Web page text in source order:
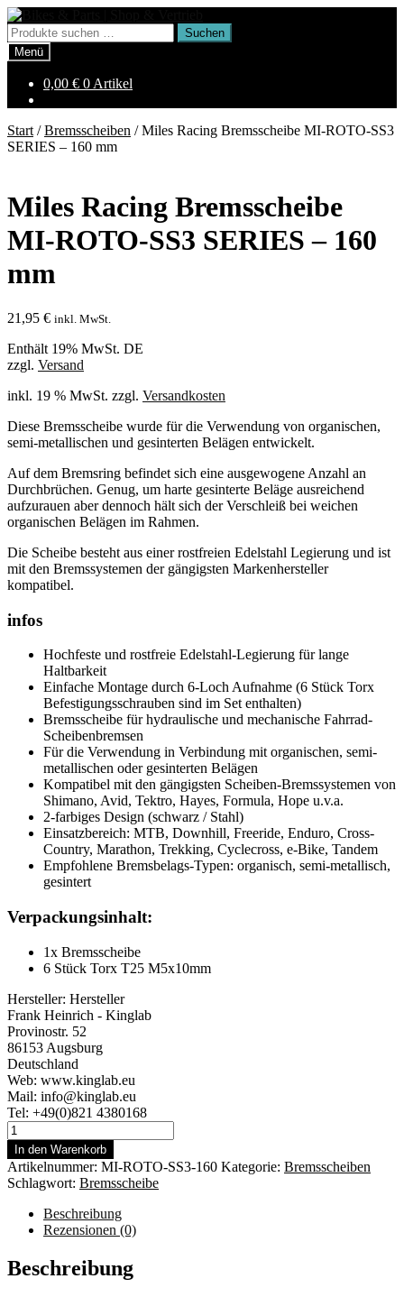
Zur
Navigation
springen
Zum
Inhalt
springen
Suchen
nach:
Suchen
Menü
0,00 € 0 Artikel
Start /Bremsscheiben /Miles Racing Bremsscheibe MI-ROTO-SS3
SERIES – 160 mm
Miles Racing Bremsscheibe
MI-ROTO-SS3 SERIES – 160
mm
21,95 € inkl. MwSt.
Enthält 19% MwSt. DE
zzgl. Versand
inkl. 19 % MwSt. zzgl. Versandkosten
Diese Bremsscheibe wurde für die Verwendung von organischen,
semi-metallischen und gesinterten Belägen entwickelt.
Auf dem Bremsring befindet sich eine ausgewogene Anzahl an
Durchbrüchen. Genug, um harte gesinterte Beläge ausreichend
aufzurauen aber dennoch hält sich der Verschleiß bei weichen
organischen Belägen im Rahmen.
Die Scheibe besteht aus einer rostfreien Edelstahl Legierung und ist
mit den Bremssystemen der gängigsten Markenhersteller
kompatibel.
infos
Hochfeste und rostfreie Edelstahl-Legierung für lange
Haltbarkeit
Einfache Montage durch 6-Loch Aufnahme (6 Stück Torx
Befestigungsschrauben sind im Set enthalten)
Bremsscheibe für hydraulische und mechanische Fahrrad-
Scheibenbremsen
Für die Verwendung in Verbindung mit organischen, semi-
metallischen oder gesinterten Belägen
Kompatibel mit den gängigsten Scheiben-Bremssystemen von
Shimano, Avid, Tektro, Hayes, Formula, Hope u.v.a.
2-farbiges Design (schwarz / Stahl)
Einsatzbereich: MTB, Downhill, Freeride, Enduro, Cross-
Country, Marathon, Trekking, Cyclecross, e-Bike, Tandem
Empfohlene Bremsbelags-Typen: organisch, semi-metallisch,
gesintert
Verpackungsinhalt:
1x Bremsscheibe
6 Stück Torx T25 M5x10mm
Hersteller: Hersteller
Frank Heinrich - Kinglab
Provinostr. 52
86153 Augsburg
Deutschland
Web: www.kinglab.eu
Mail: info@kinglab.eu
Tel: +49(0)821 4380168
Miles
Racing
Bremsscheibe
MI-
ROTO-
SS3
SERIES
160
mm
In den Warenkorb
Artikelnummer: MI-ROTO-SS3-160 Kategorie: Bremsscheiben
Schlagwort: Bremsscheibe
Beschreibung
Rezensionen (0)
Beschreibung